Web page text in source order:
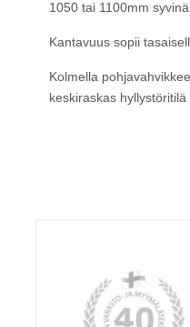
1050 tai 1100mm
Kantavuus sopii
Kolmella
keskiraskas